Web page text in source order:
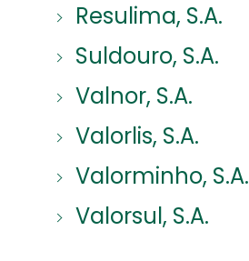
Resulima, S.A.
Suldouro, S.A.
Valnor, S.A.
Valorlis, S.A.
Valorminho, S.A.
Valorsul, S.A.